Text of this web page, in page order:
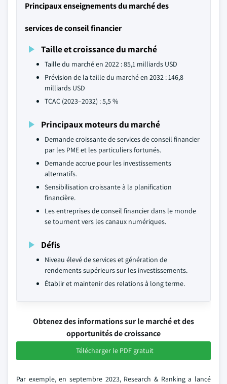
Principaux enseignements du marché des
services de conseil financier
Taille et croissance du marché
Taille du marché en 2022 : 85,1 milliards USD
Prévision de la taille du marché en 2032 : 146,8
milliards USD
TCAC (2023–2032) : 5,5 %
Principaux moteurs du marché
Demande croissante de services de conseil financier
par les PME et les particuliers fortunés.
Demande accrue pour les investissements
alternatifs.
Sensibilisation croissante à la planification
financière.
Les entreprises de conseil financier dans le monde
se tournent vers les canaux numériques.
Défis
Niveau élevé de services et génération de
rendements supérieurs sur les investissements.
Établir et maintenir des relations à long terme.
Obtenez des informations sur le marché et des
opportunités de croissance
Télécharger le PDF gratuit
Par exemple, en septembre 2023, Research & Ranking a lancé